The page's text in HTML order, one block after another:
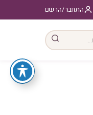
התחבר/הרשם